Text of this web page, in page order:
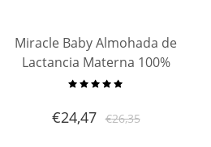
Miracle Baby Almohada de
Lactancia Materna 100%
Algodòn,Almohada de
Lavable Forma U, para Madres
€24,47 €26,35